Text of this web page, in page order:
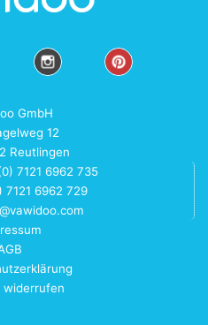
GmbH
12
Reutlingen
7121 6962 735
7121 6962 729
widerrufen